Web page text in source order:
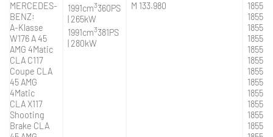
MERCEDES-
BENZ:
A-Klasse
W176 A 45
AMG 4Matic
CLA C117
Coupe CLA
45 AMG
4Matic
CLA X117
Shooting
Brake CLA
1991cm3360PS
| 265kW
1991cm3381PS
| 280kW
M 133.980
1855
1855